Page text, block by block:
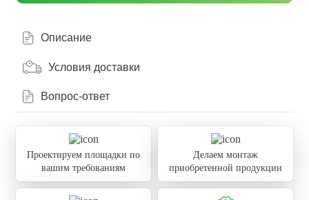
Описание
Условия доставки
Вопрос-ответ
Проектируем площадки по
вашим требованиям
Делаем монтаж
приобретенной продукции